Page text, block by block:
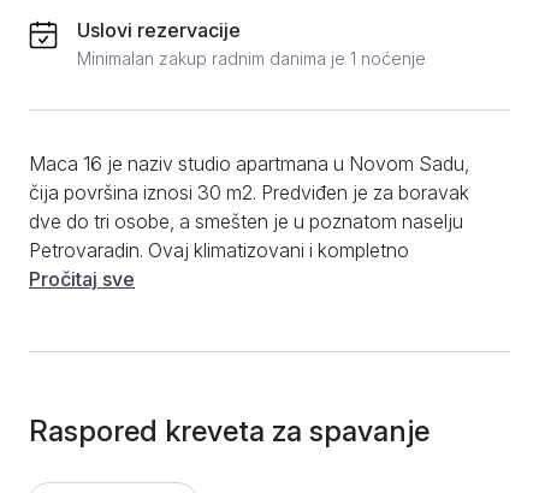
Uslovi rezervacije
Minimalan zakup radnim danima je 1 noćenje
Maca 16 je naziv studio apartmana u Novom Sadu,
čija površina iznosi 30 m2. Predviđen je za boravak
dve do tri osobe, a smešten je u poznatom naselju
Petrovaradin. Ovaj klimatizovani i kompletno
opremljeni stan na dan sadrži sve što vam je
poseduje tuš kabinu i svu kozmetika koja vam je
potrebna. Apartman je jednostavno uređen i sadrži
brojne dodatne pogodnosti. Apartman Maca 16 se
Pročitaj sve
Raspored kreveta za spavanje